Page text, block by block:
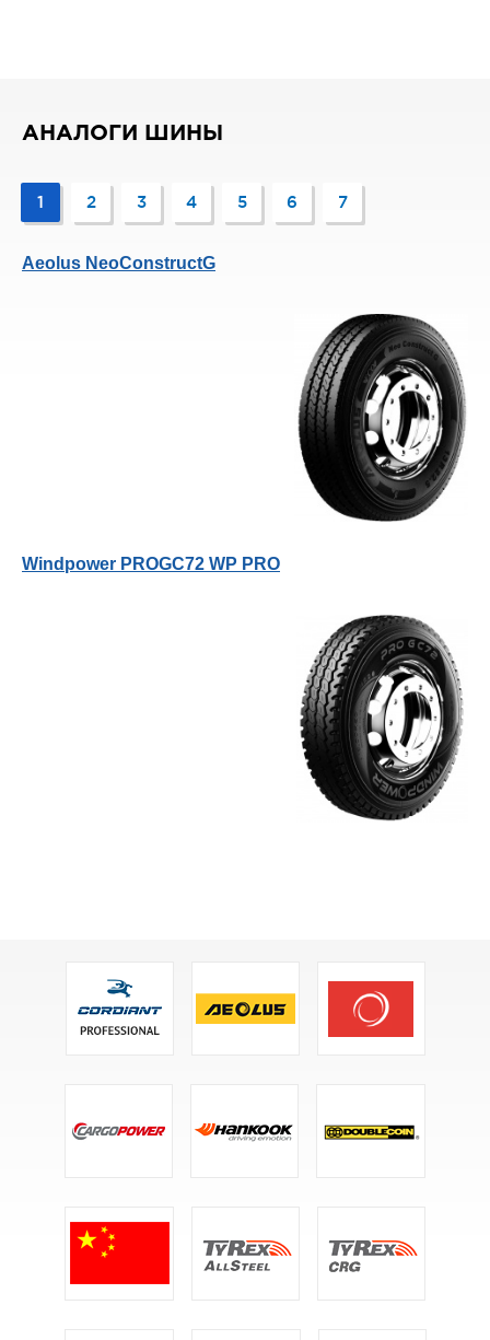
АНАЛОГИ ШИНЫ
1 2 3 4 5 6 7
Aeolus NeoConstructG
Windpower PROGC72 WP PRO